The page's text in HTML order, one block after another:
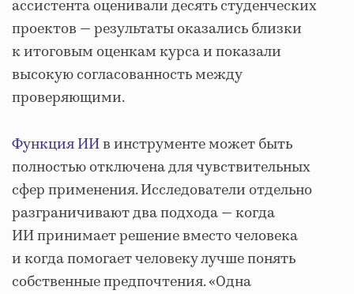
ассистента оценивали десять студенческих
проектов — результаты оказались близки
к итоговым оценкам курса и показали
высокую согласованность между
проверяющими.
Функция ИИв инструменте может быть
полностью отключена для чувствительных
сфер применения. Исследователи отдельно
разграничивают два подхода — когда
ИИ принимает решение вместо человека
и когда помогает человеку лучше понять
собственные предпочтения. «Одна